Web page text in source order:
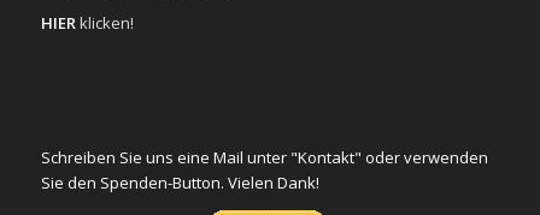
HIERklicken!
Schreiben Sie uns eine Mail unter "Kontakt" oder verwenden
Sie den Spenden-Button. Vielen Dank!